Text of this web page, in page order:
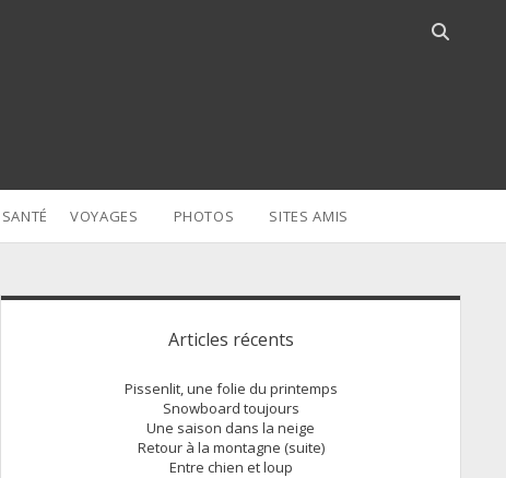
Open
SANTÉ VOYAGES PHOTOS SITES AMIS
Sidebar
Articles récents
Pissenlit, une folie du printemps
Snowboard toujours
Une saison dans la neige
Retour à la montagne (suite)
Entre chien et loup